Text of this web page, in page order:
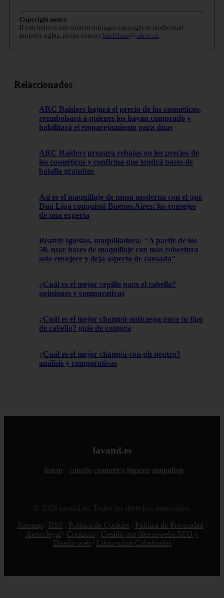
Copyright notice
If you believe any content infringes copyright or intellectual
property rights, please contact bitelchux@yahoo.es
Relaccionados
ARC Raiders bajará el precio de los cosméticos,
reembolsará a quienes los hayan comprado y
habilitará el emparejamiento para duos
ARC Raiders prepara rebajas en los precios de
los cosméticos y confirma que tendrá pases de
batalla gratuitos
Así es el maquillaje de musa moderna con el que
Dua Lipa conquistó Buenos Aires: los consejos
de una experta
Beatriz Iglesias, maquilladora: "A partir de los
50, usar bases de maquillaje con más cobertura
solo envejece y deja aspecto de cansada"
¿Cuál es el mejor cepillo para el cabello?
opiniones y comparativas
¿Cuál es el mejor champú anticaspa para tu tipo
de cabello? guía de compra
¿Cuál es el mejor champú con ph neutro?
análisis y comparativas
lavand.es
Inicio cabello cosmetica higiene maquillaje
© 2026 lavand.es. Todos los derechos reservados.
Sitemap
RSS Política de Cookies Política de Privacidad
Aviso legal
Contacto
Creado por 0lemiswebs SEO y
Diseño web
Libro sobre Cabañuelas